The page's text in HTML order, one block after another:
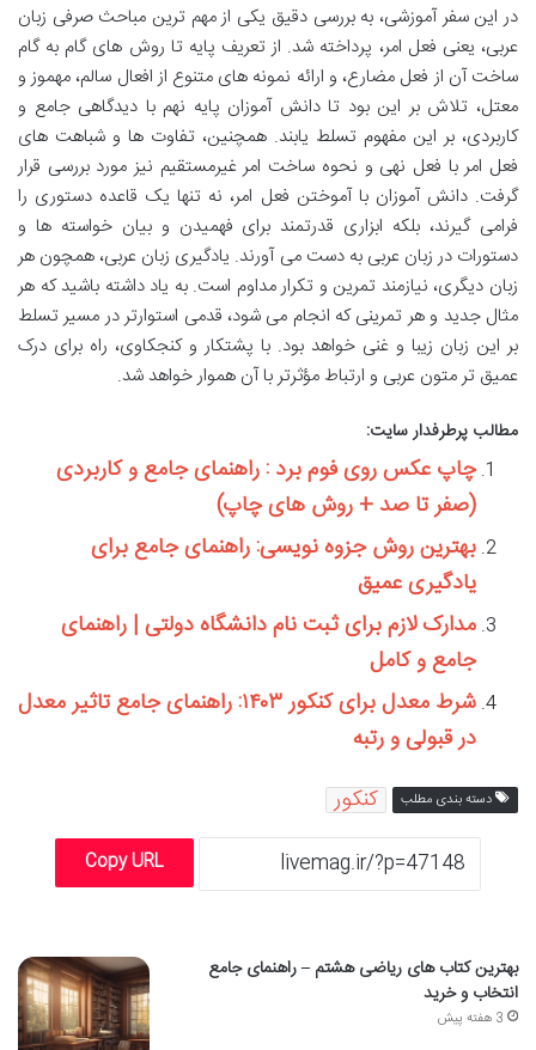
در این سفر آموزشی، به بررسی دقیق یکی از مهم ترین مباحث صرفی زبان
عربی، یعنی فعل امر، پرداخته شد. از تعریف پایه تا روش های گام به گام
ساخت آن از فعل مضارع، و ارائه نمونه های متنوع از افعال سالم، مهموز و
معتل، تلاش بر این بود تا دانش آموزان پایه نهم با دیدگاهی جامع و
کاربردی، بر این مفهوم تسلط یابند. همچنین، تفاوت ها و شباهت های
فعل امر با فعل نهی و نحوه ساخت امر غیرمستقیم نیز مورد بررسی قرار
گرفت. دانش آموزان با آموختن فعل امر، نه تنها یک قاعده دستوری را
فرامی گیرند، بلکه ابزاری قدرتمند برای فهمیدن و بیان خواسته ها و
دستورات در زبان عربی به دست می آورند. یادگیری زبان عربی، همچون هر
زبان دیگری، نیازمند تمرین و تکرار مداوم است. به یاد داشته باشید که هر
مثال جدید و هر تمرینی که انجام می شود، قدمی استوارتر در مسیر تسلط
بر این زبان زیبا و غنی خواهد بود. با پشتکار و کنجکاوی، راه برای درک
عمیق تر متون عربی و ارتباط مؤثرتر با آن هموار خواهد شد.
مطالب پرطرفدار سایت:
چاپ عکس روی فوم برد : راهنمای جامع و کاربردی
(صفر تا صد + روش های چاپ)
بهترین روش جزوه نویسی: راهنمای جامع برای
یادگیری عمیق
مدارک لازم برای ثبت نام دانشگاه دولتی | راهنمای
جامع و کامل
شرط معدل برای کنکور ۱۴۰۳: راهنمای جامع تاثیر معدل
در قبولی و رتبه
دسته بندی مطلب کنکور
Copy URL
بهترین کتاب های ریاضی هشتم – راهنمای جامع
انتخاب و خرید
3 هفته پیش